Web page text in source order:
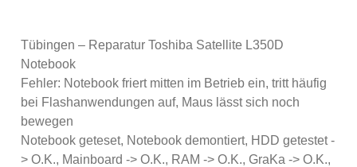
Tübingen – Reparatur Toshiba Satellite L350D
Notebook
Fehler: Notebook friert mitten im Betrieb ein, tritt häufig
bei Flashanwendungen auf, Maus lässt sich noch
bewegen
Notebook geteset, Notebook demontiert, HDD getestet -
> O.K., Mainboard -> O.K., RAM -> O.K., GraKa -> O.K.,